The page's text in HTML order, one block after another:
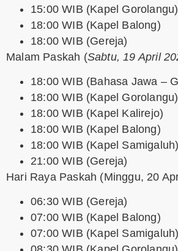
15:00 WIB (Kapel Gorolangu)
18:00 WIB (Kapel Balong)
18:00 WIB (Gereja)
Malam Paskah (Sabtu, 19 April
18:00 WIB (Bahasa Jawa –
18:00 WIB (Kapel Gorolangu)
18:00 WIB (Kapel Kalirejo)
18:00 WIB (Kapel Balong)
18:00 WIB (Kapel Samigaluh)
21:00 WIB (Gereja)
Hari Raya Paskah (Minggu, 20
06:30 WIB (Gereja)
07:00 WIB (Kapel Balong)
07:00 WIB (Kapel Samigaluh)